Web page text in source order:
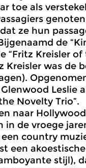
toe als
ze hun
de
“Fritz Kreisler
Kreisler was de
Leslie
Novelty Trio”.
naar
in de vroege
country
een
stijl),